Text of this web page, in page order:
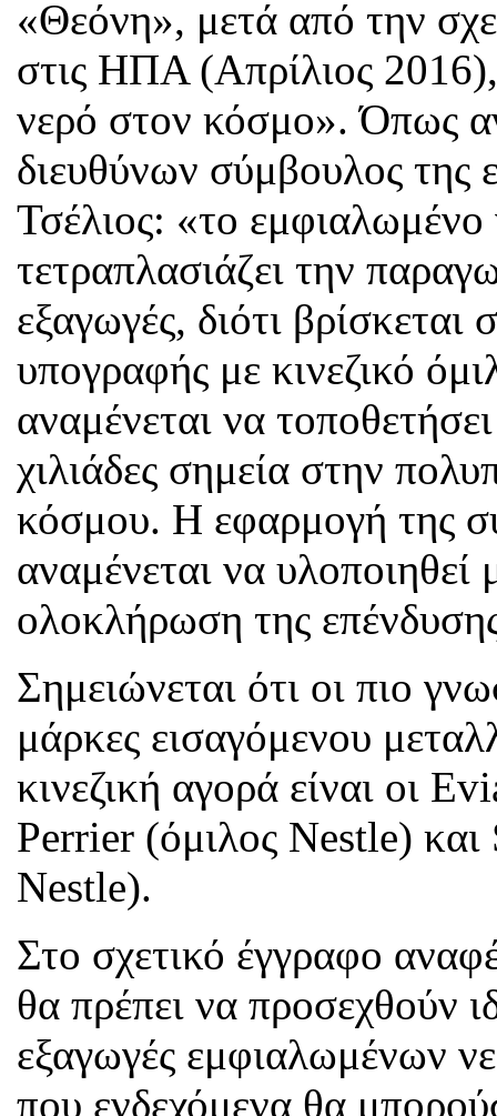
«Θεόνη», μετά από την
στις ΗΠΑ (Απρίλιος
νερό στον κόσμο». Όπως
διευθύνων σύμβουλος της
Τσέλιος: «το
τετραπλασιάζει την
εξαγωγές, διότι βρίσκεται
υπογραφής με κινεζικό
αναμένεται να
χιλιάδες σημεία στην
κόσμου. Η εφαρμογή της
αναμένεται να υλοποιηθεί
ολοκλήρωση της
Σημειώνεται ότι οι πιο
μάρκες εισαγόμενου
κινεζική αγορά είναι οι
Perrier (όμιλος Nestle)
Nestle).
Στο σχετικό έγγραφο
θα πρέπει να προσεχθούν
εξαγωγές εμφιαλωμένων
που ενδεχόμενα θα